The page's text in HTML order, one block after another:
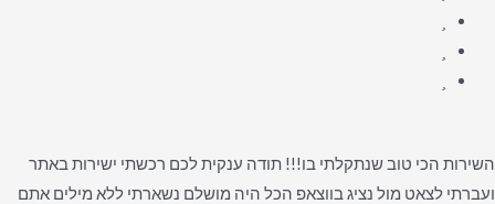
השירות הכי טוב שנתקלתי בו!!! תודה ענקית לכם רכשתי ישירות באתר
ועברתי לצאט מול נציג בווצאפ הכל היה מושלם נשארתי ללא מילים אתם